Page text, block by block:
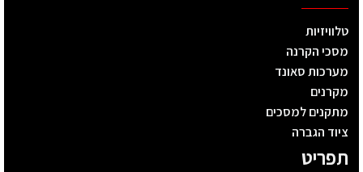
טלוויזיות
מסכי הקרנה
מערכות סאונד
מקרנים
מתקנים למסכים
ציוד הגברה
תפריט